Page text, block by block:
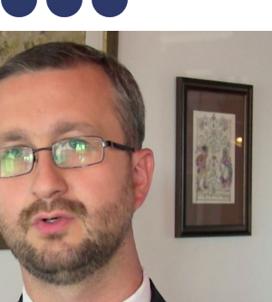
FacebookTwitterTelegram